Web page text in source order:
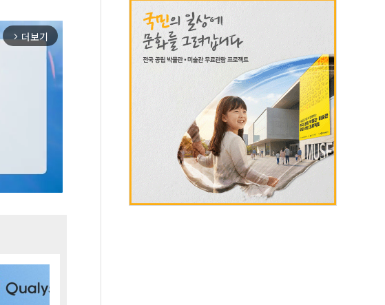
arrow_forward_ios 더보기